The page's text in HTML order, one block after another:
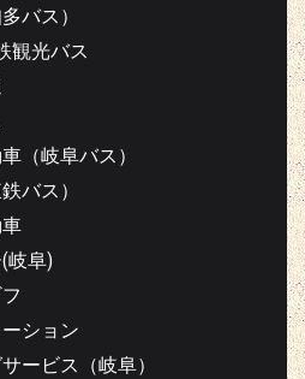
バス）
観光バス
（岐阜バス）
バス）
岐阜)
ション
ービス（岐阜）